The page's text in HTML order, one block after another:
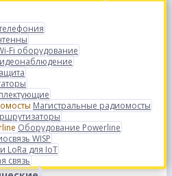
Fi оборудование
Магистральные радиомосты
Оборудование Powerline
WISP
LoRa для IoT
связь